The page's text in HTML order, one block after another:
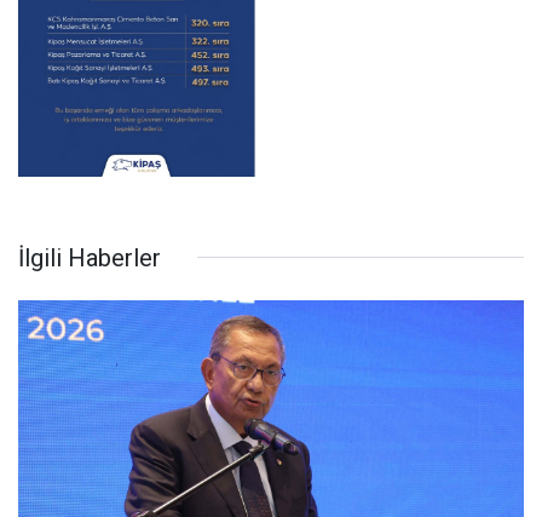
İlgili Haberler